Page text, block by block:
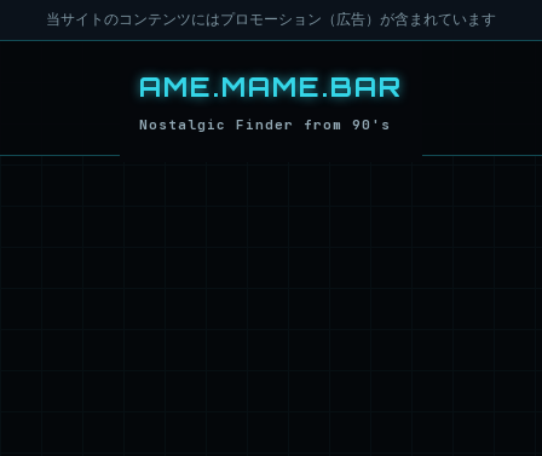
当サイトのコンテンツにはプロモーション（広告）が含まれています